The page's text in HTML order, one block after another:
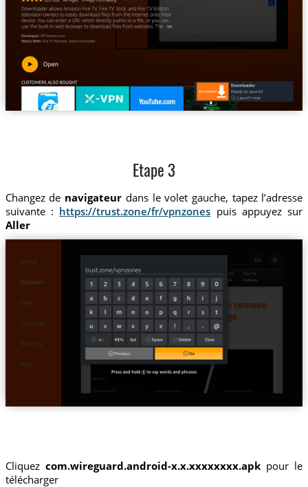
Etape 3
Changez de navigateur dans le volet gauche, tapez l’adresse
suivante : https://trust.zone/fr/vpnzones puis appuyez sur
Aller
Cliquez com.wireguard.android-x.x.xxxxxxxx.apkpour le
télécharger